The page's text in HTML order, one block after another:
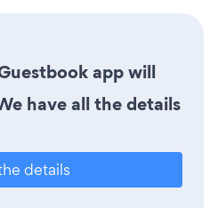
app will
have all the details
details